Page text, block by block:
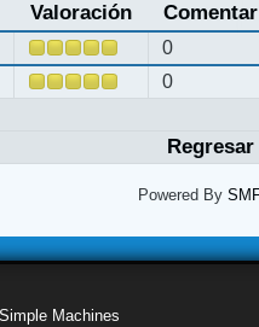
Valoración
0
0
Powered By
Simple Machines